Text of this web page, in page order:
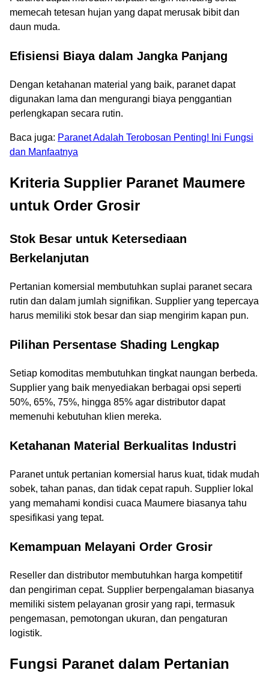
memecah tetesan hujan yang dapat merusak bibit dan
daun muda.
Efisiensi Biaya dalam Jangka Panjang
Dengan ketahanan material yang baik, paranet dapat
digunakan lama dan mengurangi biaya penggantian
perlengkapan secara rutin.
Baca juga: Paranet Adalah Terobosan Penting! Ini Fungsi
dan Manfaatnya
Kriteria Supplier Paranet Maumere
untuk Order Grosir
Stok Besar untuk Ketersediaan
Berkelanjutan
Pertanian komersial membutuhkan suplai paranet secara
rutin dan dalam jumlah signifikan. Supplier yang tepercaya
harus memiliki stok besar dan siap mengirim kapan pun.
Pilihan Persentase Shading Lengkap
Setiap komoditas membutuhkan tingkat naungan berbeda.
Supplier yang baik menyediakan berbagai opsi seperti
50%, 65%, 75%, hingga 85% agar distributor dapat
memenuhi kebutuhan klien mereka.
Ketahanan Material Berkualitas Industri
Paranet untuk pertanian komersial harus kuat, tidak mudah
sobek, tahan panas, dan tidak cepat rapuh. Supplier lokal
yang memahami kondisi cuaca Maumere biasanya tahu
spesifikasi yang tepat.
Kemampuan Melayani Order Grosir
Reseller dan distributor membutuhkan harga kompetitif
dan pengiriman cepat. Supplier berpengalaman biasanya
memiliki sistem pelayanan grosir yang rapi, termasuk
pengemasan, pemotongan ukuran, dan pengaturan
logistik.
Fungsi Paranet dalam Pertanian